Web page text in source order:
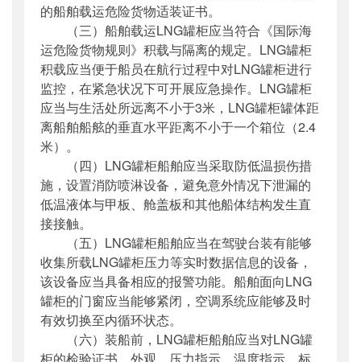
的船舶载运危险货物适装证书。
（三）船舶载运LNG罐柜应当符合《国际海
运危险货物规则》积载与隔离的规定。LNG罐柜
积载应当便于船员在航行过程中对LNG罐柜进行
监控，在紧急状况下可开展应急操作。LNG罐柜
应当与生活处所远离不小于3米，LNG罐柜罐体距
离船舶船舷的垂直水平距离不小于一个箱位（2.4
米）。
（四）LNG罐柜船舶应当采取防低温损伤措
施，设置消防喷淋设备，避免意外情况下泄漏的
低温液体与甲板、舱盖板和其他船体结构发生直
接接触。
（五）LNG罐柜船舶应当在驾驶台装有能够
收集所载LNG罐柜压力等实时数据信息的设备，
该设备应当具备相应的报警功能。船舶面向LNG
罐柜的门窗应当能够紧闭，空调系统应能够及时
有效切换至内循环状态。
（六）装船前，LNG罐柜船舶应当对LNG罐
柜的检验证书、外观、压力指示、温度指示、标